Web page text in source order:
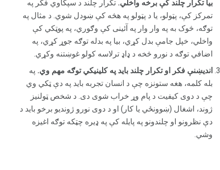
بیا تکرار چلند کې برخه واخلي. تکرار چلند د سپکاوي فکر په
تمرکز کې، پټولو، یا د پټولو په هڅه کې ښودل شوي. د مثال په
توګه، څوک به په وار وار په آئینی کې وګوري، په پوټکي کې
واخلي، خپل جامې بدل کړي، بیا په بدله توګه جوړ کړي، په
اضافي توګه د نورو څخه د ډاډ ترلاسه کولو غوښتنه وکړي.
اندیښنې فکر او تکرار چلند باید په کلینیکي توګه مهم وي. په
بله کلمه، هغه ستونزه چې د انسان تجربه باید په دې ټکي وي
چې د دوی کیفیت د پام وړ خراب شوی دی. د شخص ټولنیز
ژوند، اشغال (ښوونځي یا کار) او د دوی نورو ژوندیو برخو باید د
دې نظرونو او چلندونو په پایله کې په ډیره چټکه توګه اغیزه
وشي.